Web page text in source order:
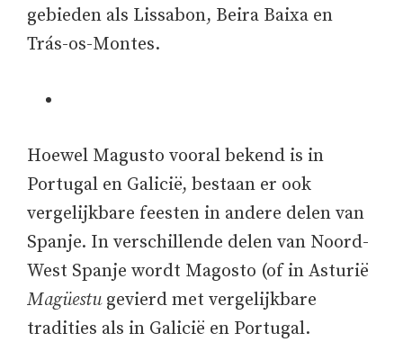
gebieden als Lissabon, Beira Baixa en
Trás-os-Montes.
Hoewel Magusto vooral bekend is in
Portugal en Galicië, bestaan er ook
vergelijkbare feesten in andere delen van
Spanje. In verschillende delen van Noord-
West Spanje wordt Magosto (of in Asturië
Magüestugevierd met vergelijkbare
tradities als in Galicië en Portugal.